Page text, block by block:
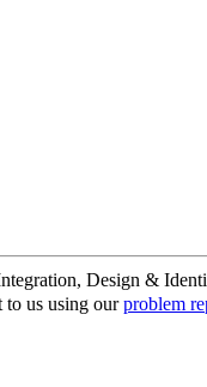
Design &
to us using ourproblem